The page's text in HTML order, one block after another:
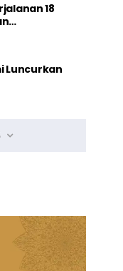
18
Luncurkan